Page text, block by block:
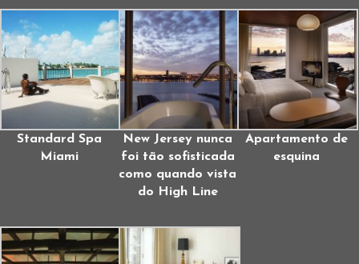
Standard Spa
Miami
New Jersey nunca
foi tão sofisticada
como quando vista
do High Line
Apartamento de
esquina